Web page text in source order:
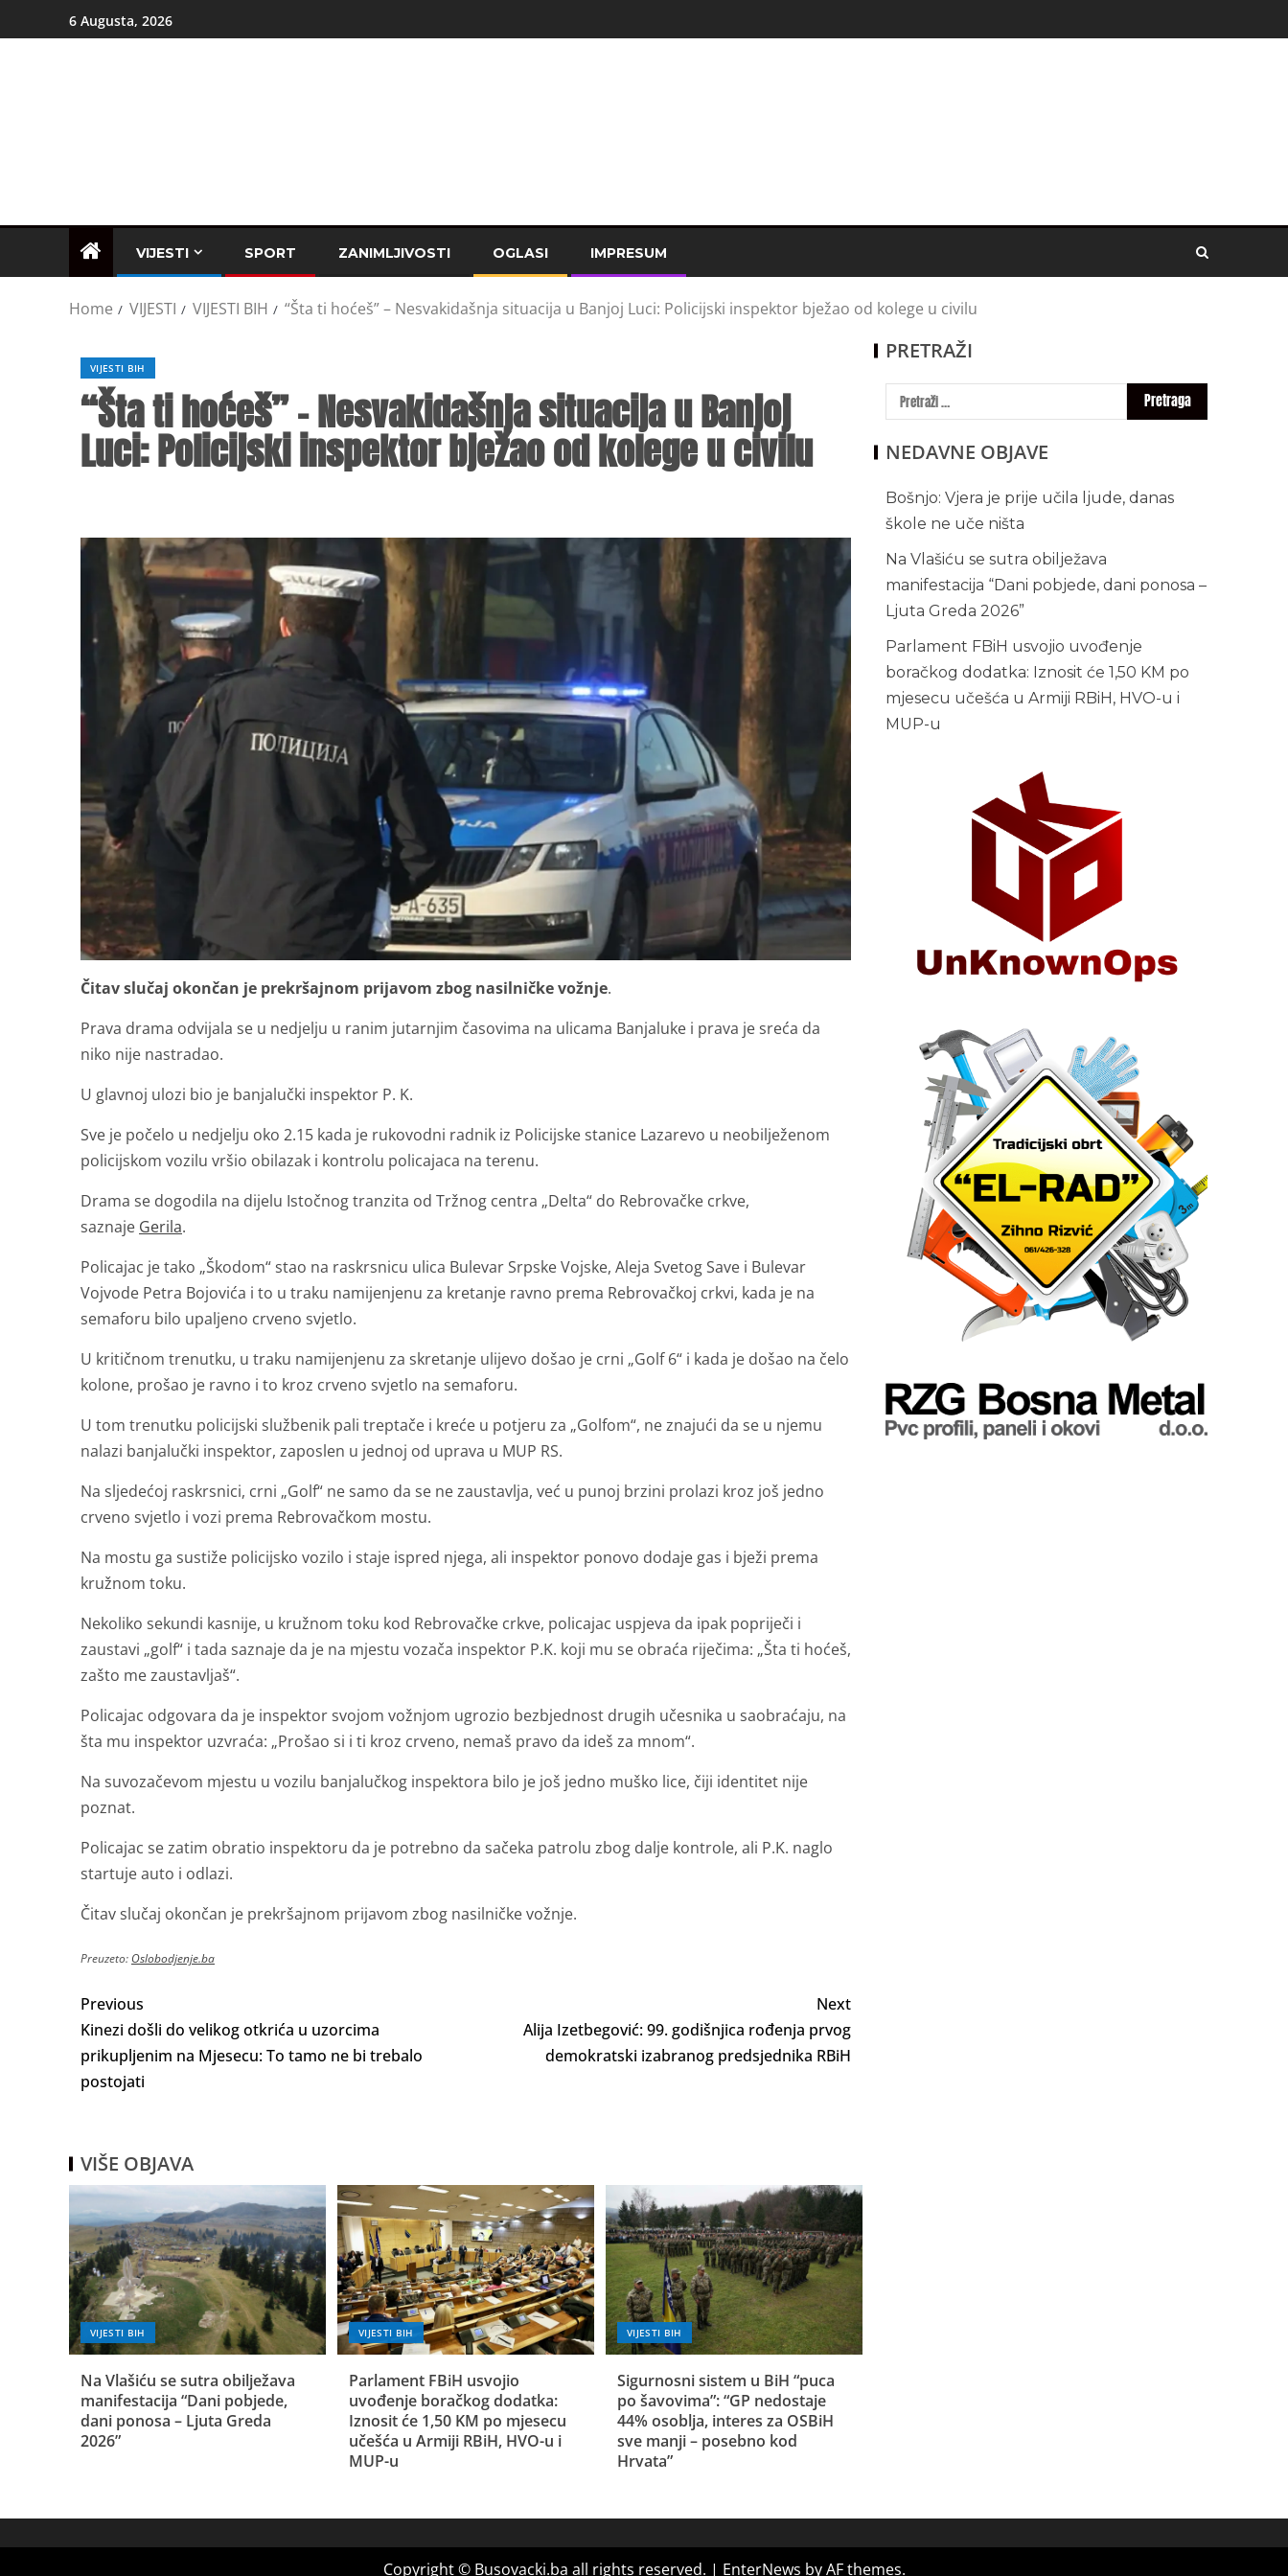
6 Augusta, 2026
VIJESTI SPORT ZANIMLJIVOSTI OGLASI IMPRESUM
Home VIJESTI VIJESTI BIH “Šta ti hoćeš” – Nesvakidašnja situacija u Banjoj Luci: Policijski inspektor bježao od kolege u civilu
VIJESTI BIH
“Šta ti hoćeš” – Nesvakidašnja situacija u Banjoj
Luci: Policijski inspektor bježao od kolege u civilu
Čitav slučaj okončan je prekršajnom prijavom zbog nasilničke vožnje.
Prava drama odvijala se u nedjelju u ranim jutarnjim časovima na ulicama Banjaluke i prava je sreća da
niko nije nastradao.
U glavnoj ulozi bio je banjalučki inspektor P. K.
Sve je počelo u nedjelju oko 2.15 kada je rukovodni radnik iz Policijske stanice Lazarevo u neobilježenom
policijskom vozilu vršio obilazak i kontrolu policajaca na terenu.
Drama se dogodila na dijelu Istočnog tranzita od Tržnog centra „Delta“ do Rebrovačke crkve,
saznaje Gerila.
Policajac je tako „Škodom“ stao na raskrsnicu ulica Bulevar Srpske Vojske, Aleja Svetog Save i Bulevar
Vojvode Petra Bojovića i to u traku namijenjenu za kretanje ravno prema Rebrovačkoj crkvi, kada je na
semaforu bilo upaljeno crveno svjetlo.
U kritičnom trenutku, u traku namijenjenu za skretanje ulijevo došao je crni „Golf 6“ i kada je došao na čelo
kolone, prošao je ravno i to kroz crveno svjetlo na semaforu.
U tom trenutku policijski službenik pali treptače i kreće u potjeru za „Golfom“, ne znajući da se u njemu
nalazi banjalučki inspektor, zaposlen u jednoj od uprava u MUP RS.
Na sljedećoj raskrsnici, crni „Golf“ ne samo da se ne zaustavlja, već u punoj brzini prolazi kroz još jedno
crveno svjetlo i vozi prema Rebrovačkom mostu.
Na mostu ga sustiže policijsko vozilo i staje ispred njega, ali inspektor ponovo dodaje gas i bježi prema
kružnom toku.
Nekoliko sekundi kasnije, u kružnom toku kod Rebrovačke crkve, policajac uspjeva da ipak popriječi i
zaustavi „golf“ i tada saznaje da je na mjestu vozača inspektor P.K. koji mu se obraća riječima: „Šta ti hoćeš,
zašto me zaustavljaš“.
Policajac odgovara da je inspektor svojom vožnjom ugrozio bezbjednost drugih učesnika u saobraćaju, na
šta mu inspektor uzvraća: „Prošao si i ti kroz crveno, nemaš pravo da ideš za mnom“.
Na suvozačevom mjestu u vozilu banjalučkog inspektora bilo je još jedno muško lice, čiji identitet nije
poznat.
Policajac se zatim obratio inspektoru da je potrebno da sačeka patrolu zbog dalje kontrole, ali P.K. naglo
startuje auto i odlazi.
Čitav slučaj okončan je prekršajnom prijavom zbog nasilničke vožnje.
Preuzeto: Oslobodjenje.ba
Previous
Kinezi došli do velikog otkrića u uzorcima
prikupljenim na Mjesecu: To tamo ne bi trebalo
postojati
Next
Alija Izetbegović: 99. godišnjica rođenja prvog
demokratski izabranog predsjednika RBiH
VIŠE OBJAVA
VIJESTI BIH
Na Vlašiću se sutra obilježava
manifestacija “Dani pobjede,
dani ponosa – Ljuta Greda
2026”
VIJESTI BIH
Parlament FBiH usvojio
uvođenje boračkog dodatka:
Iznosit će 1,50 KM po mjesecu
učešća u Armiji RBiH, HVO-u i
MUP-u
VIJESTI BIH
Sigurnosni sistem u BiH “puca
po šavovima”: “GP nedostaje
44% osoblja, interes za OSBiH
sve manji – posebno kod
Hrvata”
PRETRAŽI
NEDAVNE OBJAVE
Bošnjo: Vjera je prije učila ljude, danas
škole ne uče ništa
Na Vlašiću se sutra obilježava
manifestacija “Dani pobjede, dani ponosa –
Ljuta Greda 2026”
Parlament FBiH usvojio uvođenje
boračkog dodatka: Iznosit će 1,50 KM po
mjesecu učešća u Armiji RBiH, HVO-u i
MUP-u
Copyright © Busovacki.ba all rights reserved. | EnterNews by AF themes.